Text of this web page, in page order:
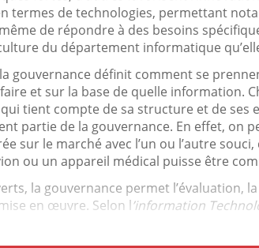
termes de technologies, permettant
de répondre à des besoins
du département informatique
gouvernance définit comment se
et sur la base de quelle information.
tient compte de sa structure et de ses
partie de la gouvernance. En effet, on
sur le marché avec l’un ou l’autre
ou un appareil médical puisse être
la gouvernance permet l’évaluation,
en œuvre. Selon l’information